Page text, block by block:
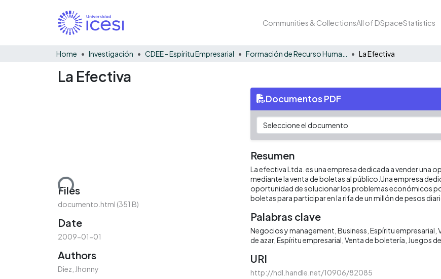
Communities & CollectionsAll of DSpaceStatistics
Home Investigación CDEE - Espíritu Empresarial La Efectiva
La Efectiva
Loading...
Files
documento.html (351 B)
Date
2009-01-01
Authors
Diez, Jhonny
Documentos PDF
Resumen
La efectiva Ltda. es una empresa dedicada a vender una
mediante la venta de boletas al público.Una empresa
oportunidad de solucionar los problemas económicos
boletas para participar en la rifa de un millón de pesos
Palabras clave
Negocios y management Business Espíritu empresarial
de azar Espíritu empresarial Venta de boletería Juegos
URI
http://hdl.handle.net/10906/82085